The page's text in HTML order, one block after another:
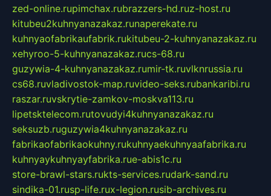
zed-online.rupimchax.rubrazzers-hd.ruz-host.ru
kitubeu2kuhnyanazakaz.runaperekate.ru
kuhnyaofabrikaufabrik.rukitubeu-2-kuhnyanazakaz.ru
xehyroo-5-kuhnyanazakaz.rucs-68.ru
guzywia-4-kuhnyanazakaz.rumir-tk.ruvlknrussia.ru
cs68.ruvladivostok-map.ruvideo-seks.rubankaribi.ru
raszar.ruvskrytie-zamkov-moskva113.ru
lipetsktelecom.rutovudyi4kuhnyanazakaz.ru
seksuzb.ruguzywia4kuhnyanazakaz.ru
fabrikaofabrikaokuhny.rukuhnyaekuhnyaafabrika.ru
kuhnyaykuhnyayfabrika.rue-abis1c.ru
store-brawl-stars.rukts-services.rudark-sand.ru
sindika-01.rusp-life.rux-legion.rusib-archives.ru